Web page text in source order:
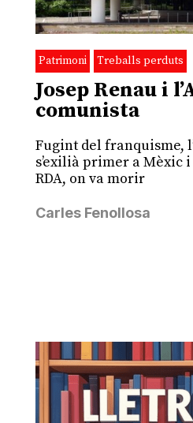
Patrimoni Treballs perduts
Josep Renau i
comunista
Fugint del franquisme,
s’exilià primer a Mèxic
RDA, on va morir
Carles Fenollosa